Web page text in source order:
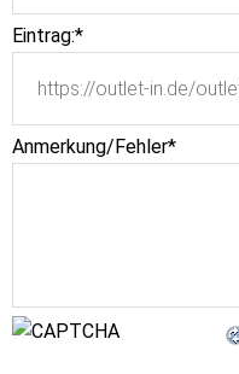
Eintrag:*
Anmerkung/Fehler*